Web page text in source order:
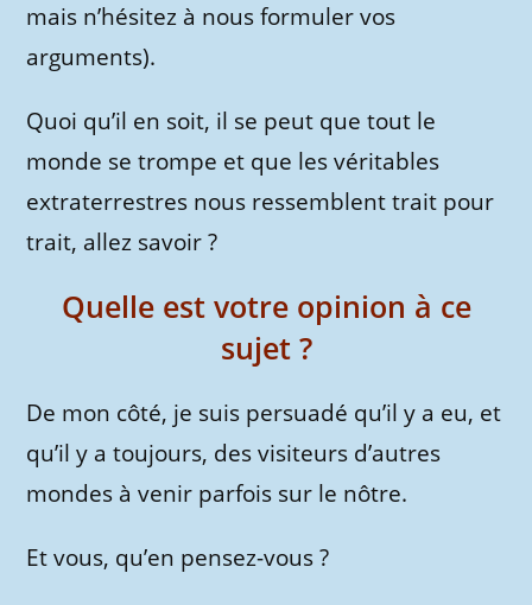
mais n’hésitez à nous formuler vos
arguments).
Quoi qu’il en soit, il se peut que tout le
monde se trompe et que les véritables
extraterrestres nous ressemblent trait pour
trait, allez savoir ?
Quelle est votre opinion à ce
sujet ?
De mon côté, je suis persuadé qu’il y a eu, et
qu’il y a toujours, des visiteurs d’autres
mondes à venir parfois sur le nôtre.
Et vous, qu’en pensez-vous ?